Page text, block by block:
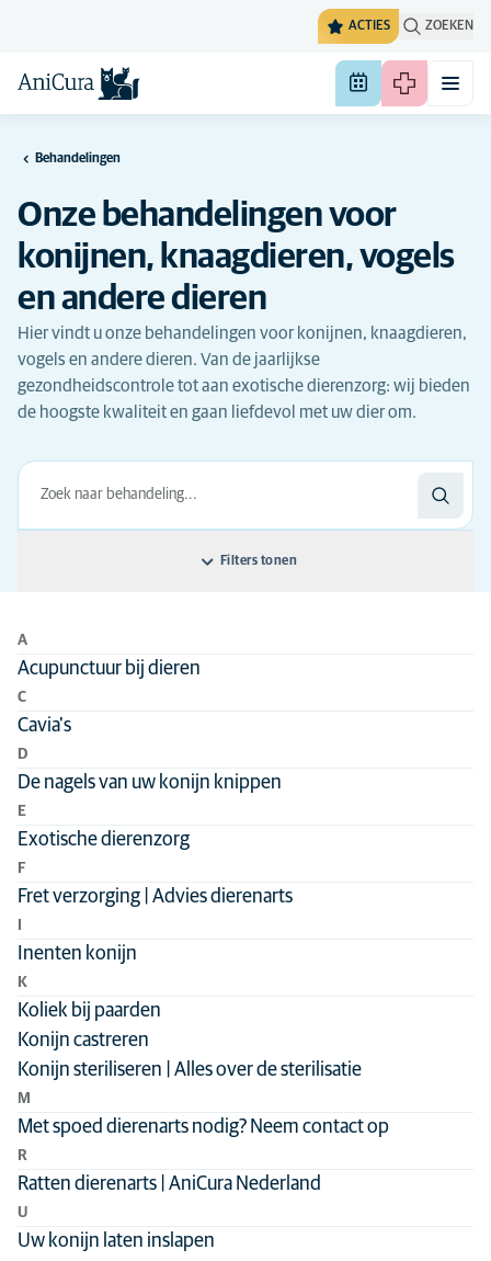
ACTIES ZOEKEN
Behandelingen
Onze behandelingen voor
konijnen, knaagdieren, vogels
en andere dieren
Hier vindt u onze behandelingen voor konijnen, knaagdieren,
vogels en andere dieren. Van de jaarlijkse
gezondheidscontrole tot aan exotische dierenzorg: wij bieden
de hoogste kwaliteit en gaan liefdevol met uw dier om.
Filters tonen
Naam van de behandeling
Disciplines
Diagnostische beeldvorming
Pijnmanagement
Voortplanting
A
Acupunctuur bij dieren
C
Cavia's
D
De nagels van uw konijn knippen
E
Exotische dierenzorg
F
Fret verzorging | Advies dierenarts
Inenten konijn
K
Koliek bij paarden
Konijn castreren
Konijn steriliseren | Alles over de sterilisatie
M
Met spoed dierenarts nodig? Neem contact op
R
Ratten dierenarts | AniCura Nederland
U
Uw konijn laten inslapen